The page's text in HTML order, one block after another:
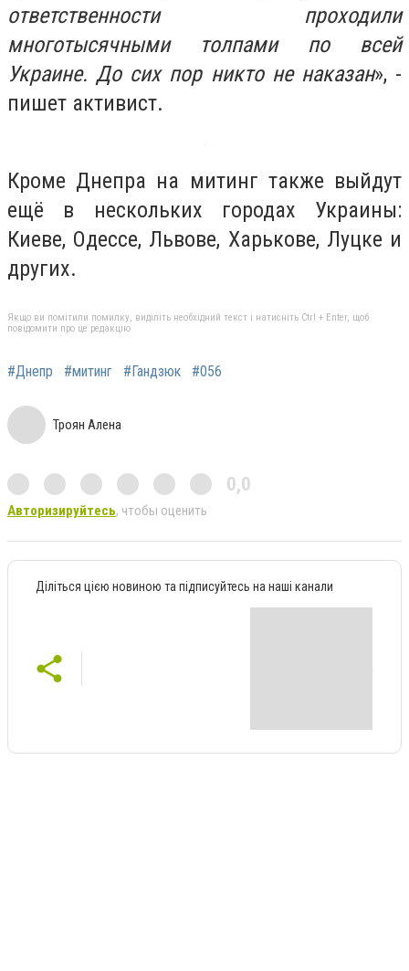
ответственности проходили
многотысячными толпами по всей
Украине. До сих пор никто не наказан», -
пишет активист.
Кроме Днепра на митинг также выйдут
ещё в нескольких городах Украины:
Киеве, Одессе, Львове, Харькове, Луцке и
других.
Якщо ви помітили помилку, виділіть необхідний текст і натисніть Ctrl + Enter, щоб
повідомити про це редакцію
#Днепр #митинг #Гандзюк #056
Троян Алена
0,0
Авторизируйтесь, чтобы оценить
Діліться цією новиною та підписуйтесь на наші канали